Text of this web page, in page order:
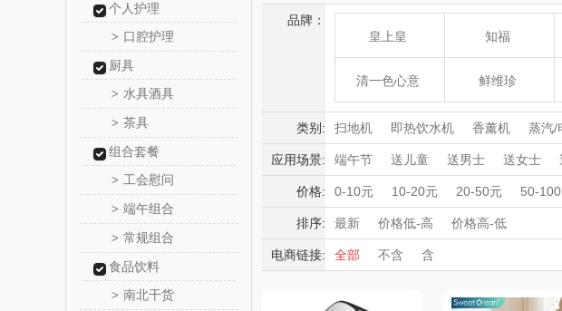
个人护理
> 口腔护理
厨具
> 水具酒具
> 茶具
组合套餐
> 工会慰问
> 端午组合
> 常规组合
食品饮料
> 南北干货
品牌：
皇上皇
知福
清一色心意 鲜维珍
广东海洋大学科研
成果
海大红
奇正青稞 祁宝
横陂优品
初祈优品
高原颂
类别: 扫地机 即热饮水机 香薰机 蒸汽/
电子锁
清洁电器 擦窗机器人
应用场景: 端午节 送儿童 送男士 送女士
积分礼品
周年庆礼品 春游踏青
暖冬好物
外事出国 入职礼
高端送礼
开业乔迁 乡村振兴 定
保险礼品
建材礼品 政企单位 房
儿童节 中秋节
价格: 0-10元 10-20元 20-50元 50-
排序: 最新 价格低-高 价格高-低
电商链接: 全部 不含 含